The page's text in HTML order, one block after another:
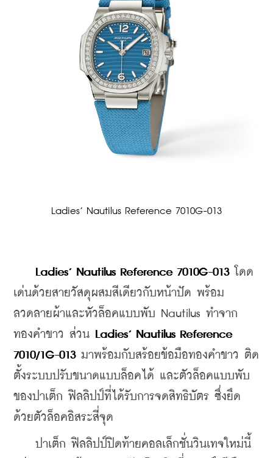
Ladies’ Nautilus Reference 7010G-013
Ladies’ Nautilus Reference 7010G-013 โดด
เด่นด้วยสายวัสดุผสมสีเดียวกับหน้าปัด พร้อม
ลวดลายผ้าและหัวล็อคแบบพับ Nautilus ทำจาก
ทองคำขาว ส่วน
Ladies’ Nautilus Reference
7010/1G-013 มาพร้อมกับสร้อยข้อมือทองคำขาว ติด
ตั้งระบบปรับขนาดแบบล็อคได้ และตัวล็อคแบบพับ
ของปาเต็ก ฟิลลิปป์ที่ได้รับการจดสิทธิบัตร ซึ่งยึด
ด้วยตัวล็อคอิสระสี่จุด
ปาเต็ก ฟิลลิปป์ปิดท้ายคอลเล็กชั่นวินเทจใหม่นี้